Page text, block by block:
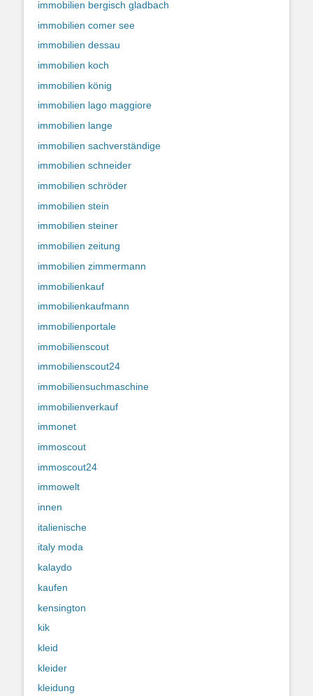
immobilien bergisch gladbach
immobilien comer see
immobilien dessau
immobilien koch
immobilien könig
immobilien lago maggiore
immobilien lange
immobilien sachverständige
immobilien schneider
immobilien schröder
immobilien stein
immobilien steiner
immobilien zeitung
immobilien zimmermann
immobilienkauf
immobilienkaufmann
immobilienportale
immobilienscout
immobilienscout24
immobiliensuchmaschine
immobilienverkauf
immonet
immoscout
immoscout24
immowelt
innen
italienische
italy moda
kalaydo
kaufen
kensington
kik
kleid
kleider
kleidung